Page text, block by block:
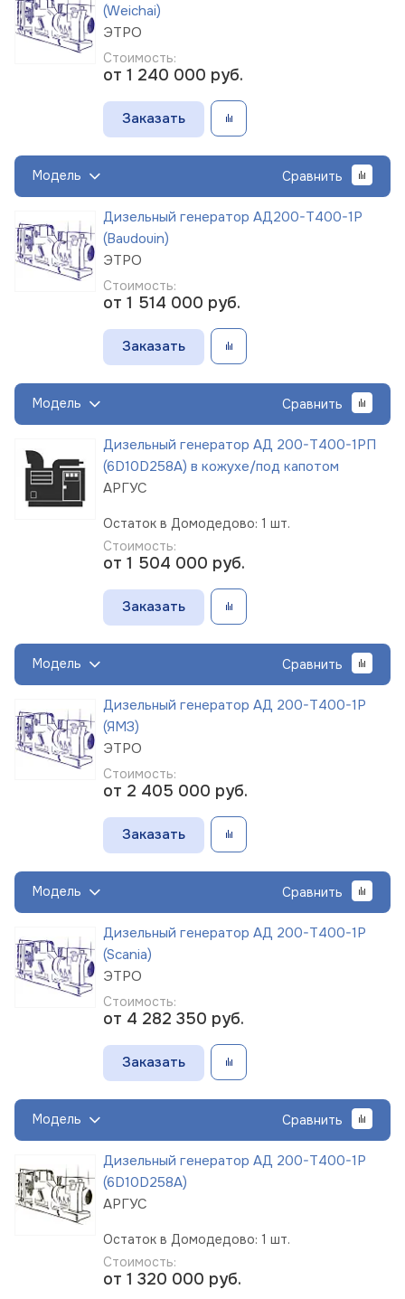
(Weichai)
ЭТРО
Стоимость:
от 1 240 000 руб.
Заказать
Модель Сравнить
Дизельный генератор АД200-Т400-1Р
(Baudouin)
ЭТРО
Стоимость:
от 1 514 000 руб.
Заказать
Модель Сравнить
Дизельный генератор АД 200-Т400-1РП
(6D10D258A) в кожухе/под капотом
АРГУС
Остаток в Домодедово: 1 шт.
Стоимость:
от 1 504 000 руб.
Заказать
Модель Сравнить
Дизельный генератор АД 200-Т400-1Р
(ЯМЗ)
ЭТРО
Стоимость:
от 2 405 000 руб.
Заказать
Модель Сравнить
Дизельный генератор АД 200-Т400-1Р
(Scania)
ЭТРО
Стоимость:
от 4 282 350 руб.
Заказать
Модель Сравнить
Дизельный генератор АД 200-Т400-1Р
(6D10D258A)
АРГУС
Остаток в Домодедово: 1 шт.
Стоимость:
от 1 320 000 руб.